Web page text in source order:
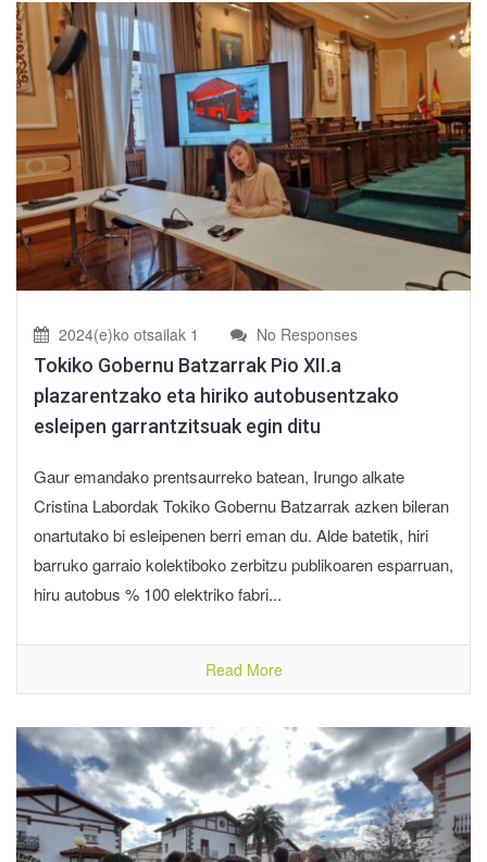
2024(e)ko otsailak 1 No Responses
Tokiko Gobernu Batzarrak Pio XII.a
plazarentzako eta hiriko autobusentzako
esleipen garrantzitsuak egin ditu
Gaur emandako prentsaurreko batean, Irungo alkate
Cristina Labordak Tokiko Gobernu Batzarrak azken bileran
onartutako bi esleipenen berri eman du. Alde batetik, hiri
barruko garraio kolektiboko zerbitzu publikoaren esparruan,
hiru autobus % 100 elektriko fabri...
Read More